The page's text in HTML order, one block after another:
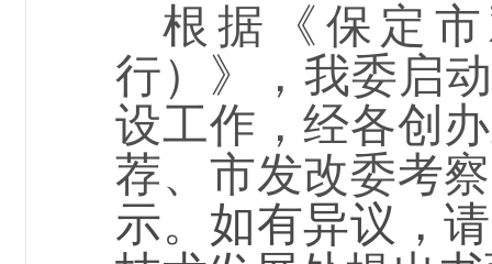
根据《保定
行）》
， 我委启
设工作 ，经各创
荐、市发改委考
示。如有异议，